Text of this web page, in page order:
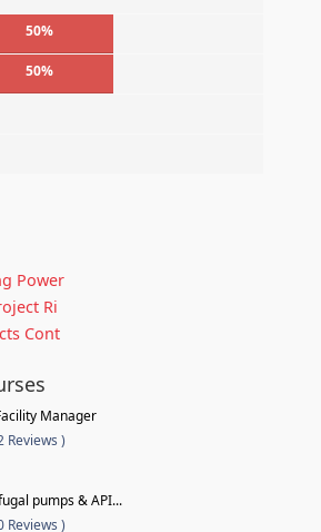
50%
50%
Power
Ri
Cont
Manager
Reviews )
pumps & API...
Reviews )